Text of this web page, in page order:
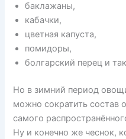
баклажаны,
кабачки,
цветная капуста,
помидоры,
болгарский перец и
Но в зимний период
можно сократить состав
самого
Ну и конечно же чеснок,